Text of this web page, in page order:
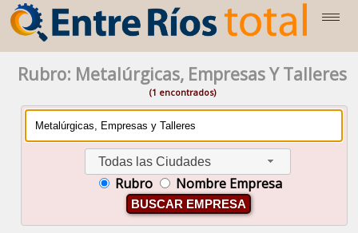
Rubro: Metalúrgicas, Empresas Y Talleres
(1 encontrados)
Todas las Ciudades
Rubro Nombre Empresa
BUSCAR EMPRESA